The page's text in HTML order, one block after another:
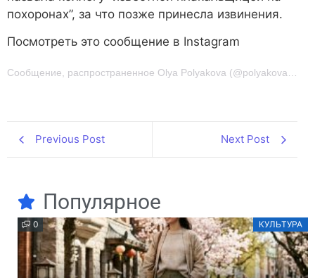
похоронах”, за что позже принесла извинения.
Посмотреть это сообщение в Instagram
Previous Post Next Post
Популярное
0 КУЛЬТУРА